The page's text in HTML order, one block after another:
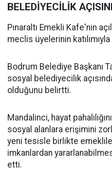
BELEDİYECİLİK
Pınaraltı Emekli Kafe'nin
meclis üyelerinin
Bodrum Belediye Başkanı
sosyal belediyecilik
olduğunu belirtti.
Mandalinci, hayat
sosyal alanlara erişimini
yeni tesisle birlikte
imkanlardan
etti.